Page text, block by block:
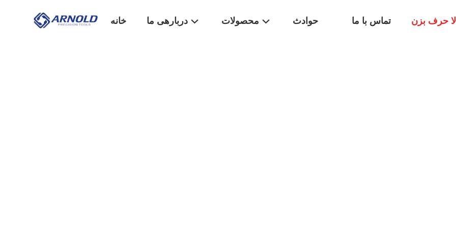
خانه دربارهی ما محصولات حوادث تماس با ما حرف بزن